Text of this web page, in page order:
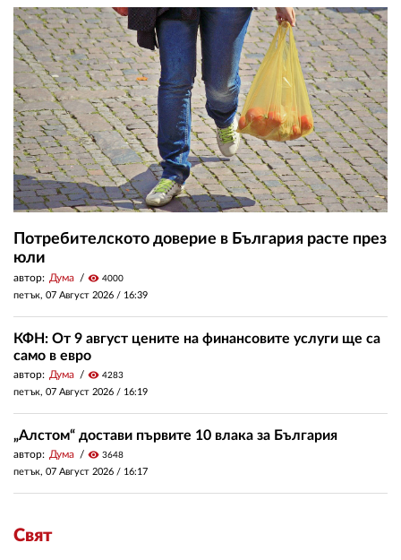
Потребителското доверие в България расте през
юли
автор: Дума visibility 4000
петък, 07 Август 2026 / 16:39
КФН: От 9 август цените на финансовите услуги ще са
само в евро
автор: Дума visibility 4283
петък, 07 Август 2026 / 16:19
„Алстом“ достави първите 10 влака за България
автор: Дума visibility 3648
петък, 07 Август 2026 / 16:17
Свят